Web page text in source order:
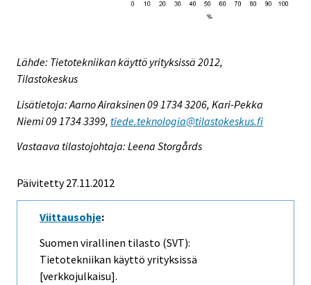
Lähde: Tietotekniikan käyttö yrityksissä 2012,
Tilastokeskus
Lisätietoja: Aarno Airaksinen 09 1734 3206, Kari-Pekka
Niemi 09 1734 3399, tiede.teknologia@tilastokeskus.fi
Vastaava tilastojohtaja: Leena Storgårds
Päivitetty 27.11.2012
Viittausohje:
Suomen virallinen tilasto (SVT):
Tietotekniikan käyttö yrityksissä
[verkkojulkaisu].